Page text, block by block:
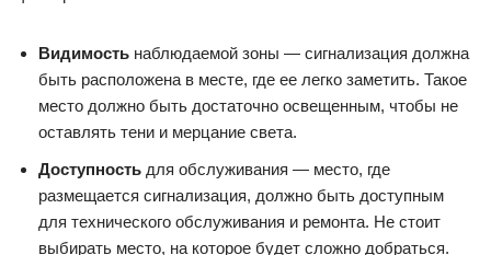
Видимость наблюдаемой зоны — сигнализация должна
быть расположена в месте, где ее легко заметить. Такое
место должно быть достаточно освещенным, чтобы не
оставлять тени и мерцание света.
Доступность для обслуживания — место, где
размещается сигнализация, должно быть доступным
для технического обслуживания и ремонта. Не стоит
выбирать место, на которое будет сложно добраться.